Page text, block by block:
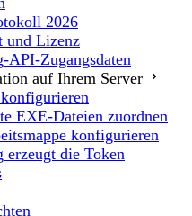
2026
und Lizenz
API-Zugangsdaten
auf Ihrem Server
EXE-Dateien zuordnen
konfigurieren
erzeugt die Token